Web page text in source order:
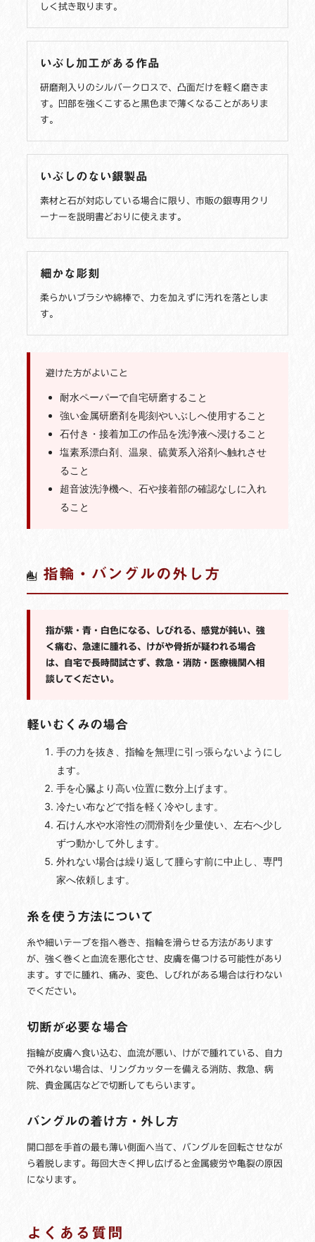
しく拭き取ります。
いぶし加工がある作品
研磨剤入りのシルバークロスで、凸面だけを軽く磨きま
す。凹部を強くこすると黒色まで薄くなることがありま
す。
いぶしのない銀製品
素材と石が対応している場合に限り、市販の銀専用クリ
ーナーを説明書どおりに使えます。
細かな彫刻
柔らかいブラシや綿棒で、力を加えずに汚れを落としま
す。
避けた方がよいこと
耐水ペーパーで自宅研磨すること
強い金属研磨剤を彫刻やいぶしへ使用すること
石付き・接着加工の作品を洗浄液へ浸けること
塩素系漂白剤、温泉、硫黄系入浴剤へ触れさせ
ること
超音波洗浄機へ、石や接着部の確認なしに入れ
ること
指輪・バングルの外し方
指が紫・青・白色になる、しびれる、感覚が鈍い、強
く痛む、急速に腫れる、けがや骨折が疑われる場合
は、自宅で長時間試さず、救急・消防・医療機関へ相
談してください。
軽いむくみの場合
手の力を抜き、指輪を無理に引っ張らないようにし
ます。
手を心臓より高い位置に数分上げます。
冷たい布などで指を軽く冷やします。
石けん水や水溶性の潤滑剤を少量使い、左右へ少し
ずつ動かして外します。
外れない場合は繰り返して腫らす前に中止し、専門
家へ依頼します。
糸を使う方法について
糸や細いテープを指へ巻き、指輪を滑らせる方法があります
が、強く巻くと血流を悪化させ、皮膚を傷つける可能性があり
ます。すでに腫れ、痛み、変色、しびれがある場合は行わない
でください。
切断が必要な場合
指輪が皮膚へ食い込む、血流が悪い、けがで腫れている、自力
で外れない場合は、リングカッターを備える消防、救急、病
院、貴金属店などで切断してもらいます。
バングルの着け方・外し方
開口部を手首の最も薄い側面へ当て、バングルを回転させなが
ら着脱します。毎回大きく押し広げると金属疲労や亀裂の原因
になります。
よくある質問